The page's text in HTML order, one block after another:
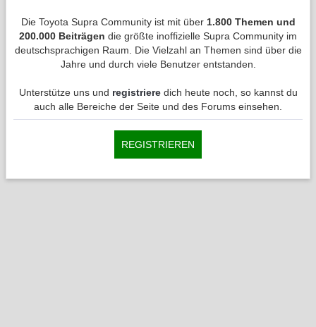
Die Toyota Supra Community ist mit über 1.800 Themen und
200.000 Beiträgen die größte inoffizielle Supra Community im
deutschsprachigen Raum. Die Vielzahl an Themen sind über die
Jahre und durch viele Benutzer entstanden.
Unterstütze uns und registrieredich heute noch, so kannst du
auch alle Bereiche der Seite und des Forums einsehen.
REGISTRIEREN